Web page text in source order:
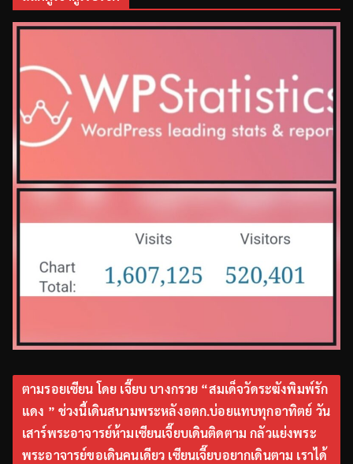
ตามรอยเซียน โดย เจี๊ยบ บางกรวย “สมเด็จวัดระฆังพิมพ์รัก
แดง ” ช่วงนี้เดินสนามพระหลังอตก.บ่อยแทบทุกอาทิตย์ วัน
เสาร์พระอาจารย์ห้ามเซียนเจี๊ยบเดินติดตาม กลัวแย่งพระ
พระอาจารย์ขอเดินคนเดียว เซียนเจี๊ยบอยากเดินตาม เราได้